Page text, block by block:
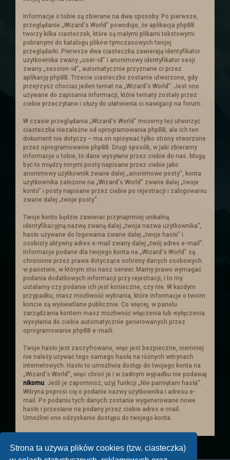
Strona ta używa plików cookies (tzw. ciasteczka)
postanowił zebrać chętnych i wysłać ich
aby wsparli handlowego sojusznika.
Ogłoszenie
Nowe ogłoszenia na
słupie
Zachęcamy do zajrzenia do zakładki z
zadaniami
Troche nowinek
Przebudowe przeszły
nowa i dostosowana :).
Ogłoszenia powinny się teraz skalować
z ekranem urządzenia. Na telefonach
skaluje się tyle ile może. Najlepiej więc
aby je czytać w poziomie. W pionie też
sie da ale z racje mniejszego ekranu
ucina i może być to niewygodne.
Dodana została mapa miasta i
planowana jest mapa mieszkańców, w
której będą zaznaczone domy
mieszkańców miasta- postaci. Będzie
opocja po klikenięciu w nią,
automatyczne przeniesienie sie w ów
miejsce.
Duża wersja samego miasta oraz opcji z
mieszkancami będzie dostępna w
odpowiednim temacie.
Święta Zimowe
Zapraszamy wszystkich do
tematu świątecznegoi wybrania sobie
prezentu! (przez rzut kością)
Informacje o tobie są zbierane na dwa sposoby. Po pierwsze,
przeglądanie „Wizard's World” powoduje, że aplikacja phpBB
tworzy kilka ciasteczek, które są małymi plikami tekstowymi
pobranymi do katalogu plików tymczasowych twojej
przeglądarki. Pierwsze dwa ciasteczka zawierają identyfikator
użytkownika zwany „user-id” i anonimowy identyfikator sesji
zwany „session-id”, automatycznie przyznane ci przez
aplikację phpBB. Trzecie ciasteczko zostanie utworzone, gdy
przejrzysz chociaż jeden temat na „Wizard's World”. Jest ono
używane do zapisania informacji, które tematy zostały przez
ciebie przeczytane i służy do ułatwienia ci nawigacji na forum.
W czasie przeglądania „Wizard's World” możemy też utworzyć
ciasteczka niezależne od oprogramowania phpBB, ale ich ten
dokument nie dotyczy – ma on opisywać tylko strony stworzone
przez oprogramowanie phpBB. Drugi sposób, w jaki zbieramy
informacje o tobie, to dane wysyłane przez ciebie do nas. Mogą
być to między innymi posty napisane przez ciebie jako
anonimowy użytkownik zwane dalej „anonimowe posty”, konta
użytkownika założone na „Wizard's World” zwane dalej „twoje
konto” i posty napisane przez ciebie po rejestracji i zalogowaniu
zwane dalej „twoje posty”.
Twoje konto będzie zawierać przynajmniej unikalną
identyfikacyjną nazwę zwaną dalej „twoja nazwa użytkownika”,
hasło używane do logowania zwane dalej „twoje hasło” i
osobisty aktywny adres e-mail zwany dalej „twój adres e-mail”.
Informacje podane dla twojego konta na „Wizard's World” są
chronione przez prawa dotyczące ochrony danych osobowych
w państwie, w którym stoi nasz serwer. Mamy prawo wymagać
podania dodatkowych informacji przy rejestracji, i to my
ustalamy czy podanie ich jest konieczne, czy nie. W każdym
przypadku, masz możliwość wybrania, które informacje o twoim
koncie są wyświetlane publicznie. Co więcej, w panelu
zarządzania kontem masz możliwość włączenia lub wyłączenia
wysyłania do ciebie automatycznie generowanych przez
oprogramowanie phpBB e-maili.
Twoje hasło jest zaszyfrowane, więc jest bezpieczne, niemniej
nie należy używać tego samego hasła na różnych witrynach
internetowych. Hasło to umożliwia dostęp do twojego konta na
„Wizard's World”, więc chroń je i w żadnym wypadku nie podawaj
nikomu . Jeśli je zapomnisz, użyj funkcji „Nie pamiętam hasła”.
Witryna poprosi cię o podanie nazwy użytkownika i adresu e-
mail. Po podaniu tych danych zostanie wygenerowane nowe
hasło i przesłane na podany przez ciebie adres e-mail.
Umożliwi ono odzyskanie dostępu do twojego konta.